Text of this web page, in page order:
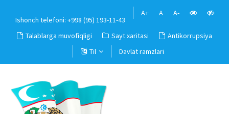
Ishonch telefoni: +998 (95) 193-11-43
A+ A A-
Talablarga muvofiqligi Sayt xaritasi
Antikorrupsiya
Til
Davlat ramzlari